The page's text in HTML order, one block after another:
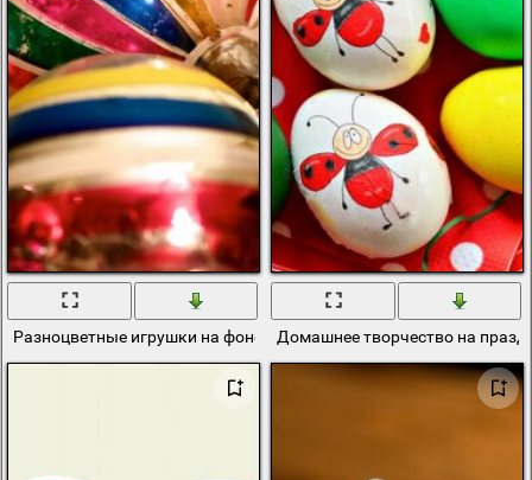
Разноцветные игрушки на фоне праздникаДомашнее творчество на